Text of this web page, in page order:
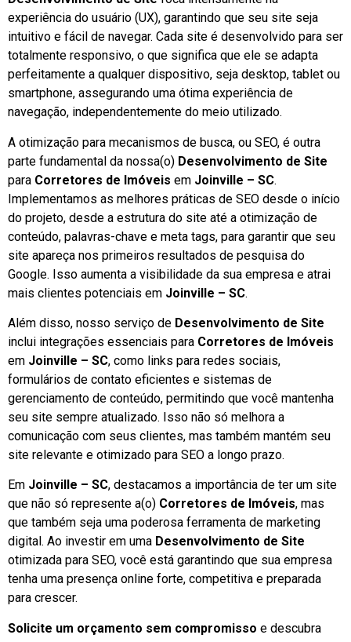
experiência do usuário (UX), garantindo que seu site seja
intuitivo e fácil de navegar. Cada site é desenvolvido para ser
totalmente responsivo, o que significa que ele se adapta
perfeitamente a qualquer dispositivo, seja desktop, tablet ou
smartphone, assegurando uma ótima experiência de
navegação, independentemente do meio utilizado.
A otimização para mecanismos de busca, ou SEO, é outra
parte fundamental da nossa(o) Desenvolvimento de Site
para Corretores de Imóveis em Joinville – SC.
Implementamos as melhores práticas de SEO desde o início
do projeto, desde a estrutura do site até a otimização de
conteúdo, palavras-chave e meta tags, para garantir que seu
site apareça nos primeiros resultados de pesquisa do
Google. Isso aumenta a visibilidade da sua empresa e atrai
mais clientes potenciais em Joinville – SC.
Além disso, nosso serviço de Desenvolvimento de Site
inclui integrações essenciais para Corretores de Imóveis
em Joinville – SC, como links para redes sociais,
formulários de contato eficientes e sistemas de
gerenciamento de conteúdo, permitindo que você mantenha
seu site sempre atualizado. Isso não só melhora a
comunicação com seus clientes, mas também mantém seu
site relevante e otimizado para SEO a longo prazo.
Em Joinville – SC, destacamos a importância de ter um site
que não só represente a(o) Corretores de Imóveis, mas
que também seja uma poderosa ferramenta de marketing
digital. Ao investir em uma Desenvolvimento de Site
otimizada para SEO, você está garantindo que sua empresa
tenha uma presença online forte, competitiva e preparada
para crescer.
Solicite um orçamento sem compromisso e descubra